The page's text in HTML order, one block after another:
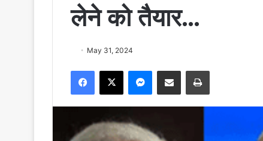
लेने को तैयार…
May 31, 2024
Facebook
X Messenger
Share via Email Print